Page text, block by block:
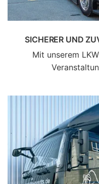
SICHERER UND
Mit unserem